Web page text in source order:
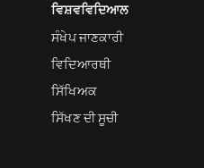
ਵਿਸ਼ਵਵਿਦਿਆਲ
ਸੰਖੇਪ ਜਾਣਕਾਰੀ
ਵਿਦਿਆਰਥੀ
ਸਿੱਖਿਅਕ
ਸਿੱਖਣ ਦੀ ਸੂਚੀ